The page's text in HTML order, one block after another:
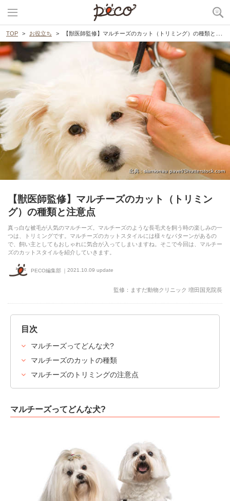
TOP お役立ち 【獣医師監修】マルチーズのカット（トリミング）の種類と注意点
出典 : siamionau pavel/Shutterstock.com
【獣医師監修】マルチーズのカット（トリミン
グ）の種類と注意点
真っ白な被毛が人気のマルチーズ。マルチーズのような長毛犬を飼う時の楽しみの一
つは、トリミングです。マルチーズのカットスタイルには様々なパターンがあるの
で、飼い主としてもおしゃれに気合が入ってしまいますね。そこで今回は、マルチー
ズのカットスタイルを紹介していきます。
PECO編集部 2021.10.09 update
監修：ますだ動物クリニック 増田国充院長
目次
マルチーズってどんな犬?
マルチーズのカットの種類
マルチーズのトリミングの注意点
マルチーズってどんな犬?